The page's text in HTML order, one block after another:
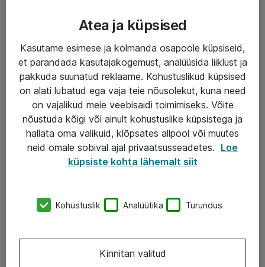
Teenused
IT taristu
Haldusteenused
Garantii
Turva- ja nõrkvoolulahendused
AS ATEA
eShop@atea.ee
Atea ja küpsised
Kasutame esimese ja kolmanda osapoole küpsiseid,
et parandada kasutajakogemust, analüüsida liiklust ja
pakkuda suunatud reklaame. Kohustuslikud küpsised
on alati lubatud ega vaja teie nõusolekut, kuna need
on vajalikud meie veebisaidi toimimiseks. Võite
nõustuda kõigi või ainult kohustuslike küpsistega ja
hallata oma valikuid, klõpsates allpool või muutes
neid omale sobival ajal privaatsusseadetes. Loe
küpsiste kohta lähemalt siit
Kohustuslik Analüütika Turundus
Kinnitan valitud